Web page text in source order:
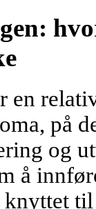
en
på
og
å